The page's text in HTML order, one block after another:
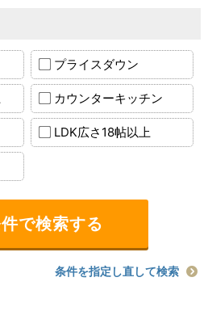
プライスダウン
カウンターキッチン
LDK広さ18帖以上
条件を指定し直して検索